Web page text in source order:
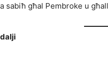
sabiħ għal Pembroke u